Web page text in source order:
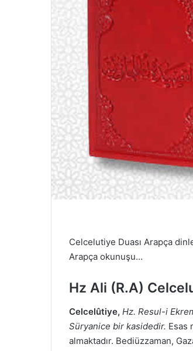
Celcelutiye Duası Arapça
Arapça okunuşu…
Hz Ali (R.A)
Celcelûtiye, Hz. Resul-i
Süryanice bir kasidedir. Esas
almaktadır. Bediüzzaman,